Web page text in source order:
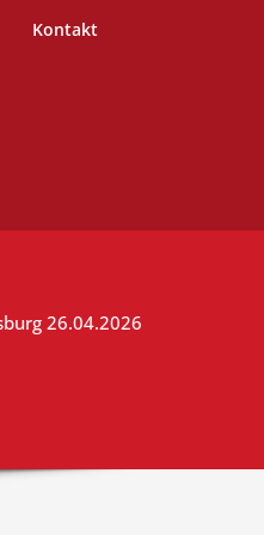
Kontakt
26.04.2026